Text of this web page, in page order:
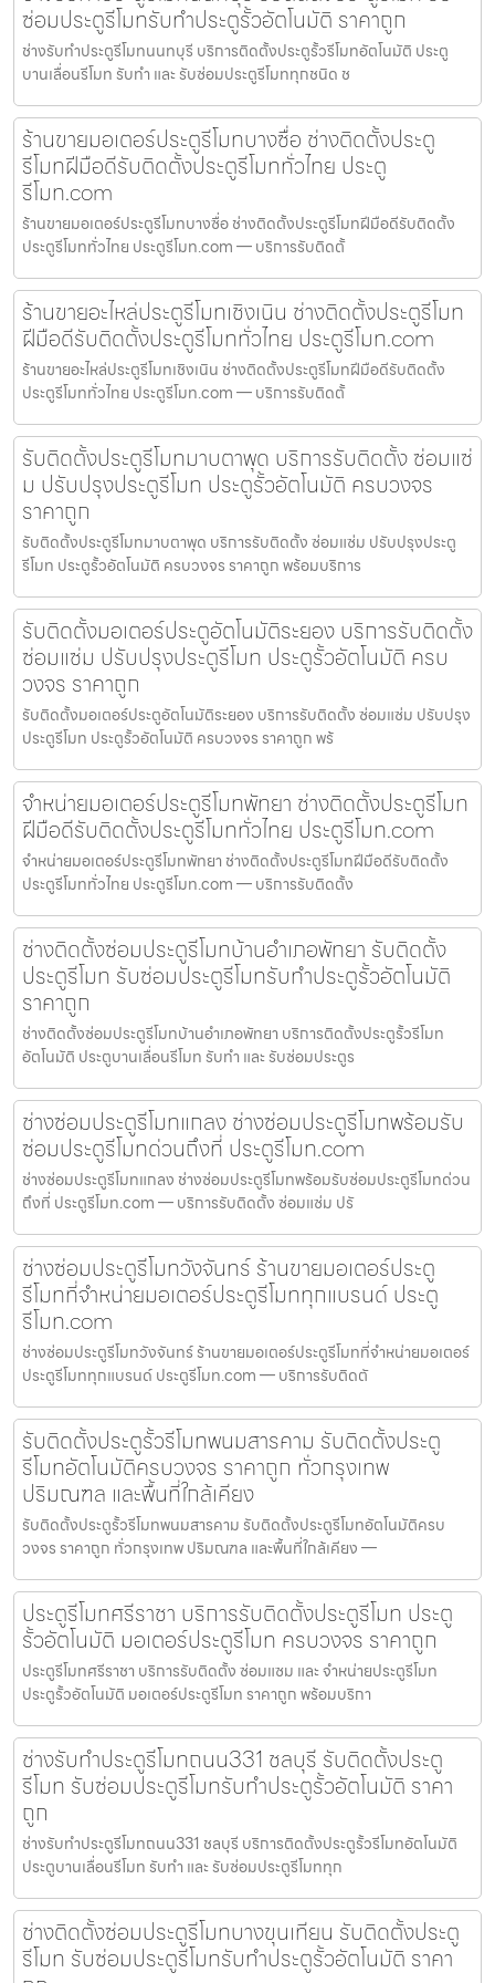
ซ่อมประตูรีโมทรับทำประตูรั้วอัตโนมัติ ราคาถูก
ช่างรับทำประตูรีโมทนนทบุรี บริการติดตั้งประตูรั้วรีโมทอัตโนมัติ ประตู
บานเลื่อนรีโมท รับทำ และ รับซ่อมประตูรีโมททุกชนิด ช
ร้านขายมอเตอร์ประตูรีโมทบางซื่อ ช่างติดตั้งประตู
รีโมทฝีมือดีรับติดตั้งประตูรีโมททั่วไทย ประตู
รีโมท.com
ร้านขายมอเตอร์ประตูรีโมทบางซื่อ ช่างติดตั้งประตูรีโมทฝีมือดีรับติดตั้ง
ประตูรีโมททั่วไทย ประตูรีโมท.com — บริการรับติดตั้
ร้านขายอะไหล่ประตูรีโมทเชิงเนิน ช่างติดตั้งประตูรีโมท
ฝีมือดีรับติดตั้งประตูรีโมททั่วไทย ประตูรีโมท.com
ร้านขายอะไหล่ประตูรีโมทเชิงเนิน ช่างติดตั้งประตูรีโมทฝีมือดีรับติดตั้ง
ประตูรีโมททั่วไทย ประตูรีโมท.com — บริการรับติดตั้
รับติดตั้งประตูรีโมทมาบตาพุด บริการรับติดตั้ง ซ่อมแซ่
ม ปรับปรุงประตูรีโมท ประตูรั้วอัตโนมัติ ครบวงจร
ราคาถูก
รับติดตั้งประตูรีโมทมาบตาพุด บริการรับติดตั้ง ซ่อมแซ่ม ปรับปรุงประตู
รีโมท ประตูรั้วอัตโนมัติ ครบวงจร ราคาถูก พร้อมบริการ
รับติดตั้งมอเตอร์ประตูอัตโนมัติระยอง บริการรับติดตั้ง
ซ่อมแซ่ม ปรับปรุงประตูรีโมท ประตูรั้วอัตโนมัติ ครบ
วงจร ราคาถูก
รับติดตั้งมอเตอร์ประตูอัตโนมัติระยอง บริการรับติดตั้ง ซ่อมแซ่ม ปรับปรุง
ประตูรีโมท ประตูรั้วอัตโนมัติ ครบวงจร ราคาถูก พร้
จำหน่ายมอเตอร์ประตูรีโมทพัทยา ช่างติดตั้งประตูรีโมท
ฝีมือดีรับติดตั้งประตูรีโมททั่วไทย ประตูรีโมท.com
จำหน่ายมอเตอร์ประตูรีโมทพัทยา ช่างติดตั้งประตูรีโมทฝีมือดีรับติดตั้ง
ประตูรีโมททั่วไทย ประตูรีโมท.com — บริการรับติดตั้ง
ช่างติดตั้งซ่อมประตูรีโมทบ้านอำเภอพัทยา รับติดตั้ง
ประตูรีโมท รับซ่อมประตูรีโมทรับทำประตูรั้วอัตโนมัติ
ราคาถูก
ช่างติดตั้งซ่อมประตูรีโมทบ้านอำเภอพัทยา บริการติดตั้งประตูรั้วรีโมท
อัตโนมัติ ประตูบานเลื่อนรีโมท รับทำ และ รับซ่อมประตูร
ช่างซ่อมประตูรีโมทแกลง ช่างซ่อมประตูรีโมทพร้อมรับ
ซ่อมประตูรีโมทด่วนถึงที่ ประตูรีโมท.com
ช่างซ่อมประตูรีโมทแกลง ช่างซ่อมประตูรีโมทพร้อมรับซ่อมประตูรีโมทด่วน
ถึงที่ ประตูรีโมท.com — บริการรับติดตั้ง ซ่อมแซ่ม ปรั
ช่างซ่อมประตูรีโมทวังจันทร์ ร้านขายมอเตอร์ประตู
รีโมทที่จำหน่ายมอเตอร์ประตูรีโมททุกแบรนด์ ประตู
รีโมท.com
ช่างซ่อมประตูรีโมทวังจันทร์ ร้านขายมอเตอร์ประตูรีโมทที่จำหน่ายมอเตอร์
ประตูรีโมททุกแบรนด์ ประตูรีโมท.com — บริการรับติดตั
รับติดตั้งประตูรั้วรีโมทพนมสารคาม รับติดตั้งประตู
รีโมทอัตโนมัติครบวงจร ราคาถูก ทั่วกรุงเทพ
ปริมณฑล และพื้นที่ใกล้เคียง
รับติดตั้งประตูรั้วรีโมทพนมสารคาม รับติดตั้งประตูรีโมทอัตโนมัติครบ
วงจร ราคาถูก ทั่วกรุงเทพ ปริมณฑล และพื้นที่ใกล้เคียง —
ประตูรีโมทศรีราชา บริการรับติดตั้งประตูรีโมท ประตู
รั้วอัตโนมัติ มอเตอร์ประตูรีโมท ครบวงจร ราคาถูก
ประตูรีโมทศรีราชา บริการรับติดตั้ง ซ่อมแซม และ จำหน่ายประตูรีโมท
ประตูรั้วอัตโนมัติ มอเตอร์ประตูรีโมท ราคาถูก พร้อมบริกา
ช่างรับทำประตูรีโมทถนน331 ชลบุรี รับติดตั้งประตู
รีโมท รับซ่อมประตูรีโมทรับทำประตูรั้วอัตโนมัติ ราคา
ถูก
ช่างรับทำประตูรีโมทถนน331 ชลบุรี บริการติดตั้งประตูรั้วรีโมทอัตโนมัติ
ประตูบานเลื่อนรีโมท รับทำ และ รับซ่อมประตูรีโมททุก
ช่างติดตั้งซ่อมประตูรีโมทบางขุนเทียน รับติดตั้งประตู
รีโมท รับซ่อมประตูรีโมทรับทำประตูรั้วอัตโนมัติ ราคา